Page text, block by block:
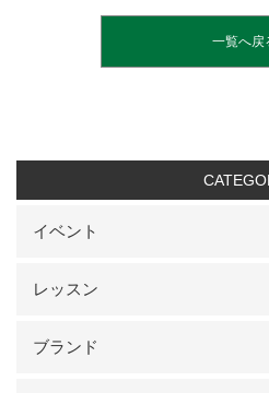
一覧へ戻
イベント
レッスン
ブランド